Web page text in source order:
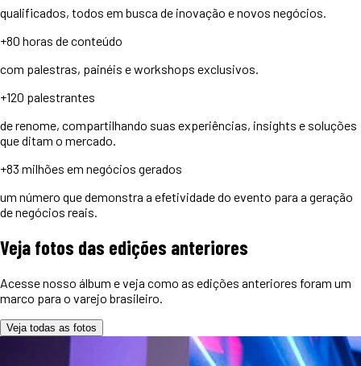
qualificados, todos em busca de inovação e novos negócios.
+80 horas de conteúdo
com palestras, painéis e workshops exclusivos.
+120 palestrantes
de renome, compartilhando suas experiências, insights e soluções
que ditam o mercado.
+83 milhões em negócios gerados
um número que demonstra a efetividade do evento para a geração
de negócios reais.
Veja fotos das edições anteriores
Acesse nosso álbum e veja como as edições anteriores foram um
marco para o varejo brasileiro.
Veja todas as fotos